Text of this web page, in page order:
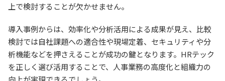
上で検討することが欠かせません。
導入事例からは、効率化や分析活用による成果が見え、比較
検討では自社課題への適合性や現場定着、セキュリティや分
析機能などを押さえることが成功の鍵となります。HRテック
を正しく選び活用することで、人事業務の高度化と組織力の